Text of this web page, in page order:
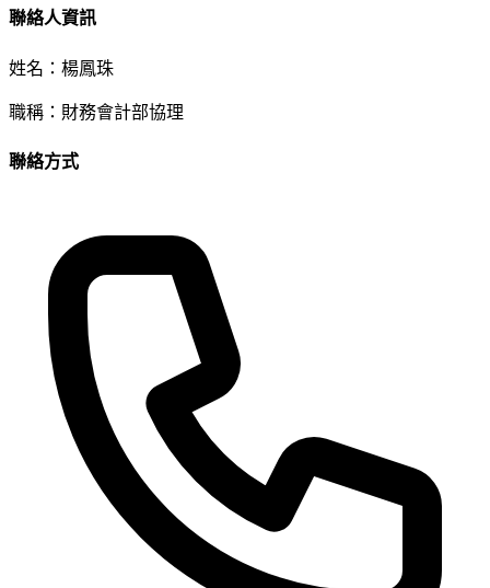
聯絡人資訊
姓名： 楊鳳珠
職稱： 財務會計部協理
聯絡方式